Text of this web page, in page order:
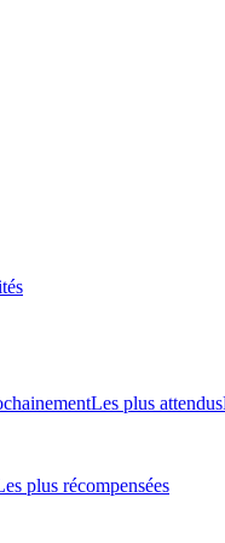
Les plus attendus
plus récompensées